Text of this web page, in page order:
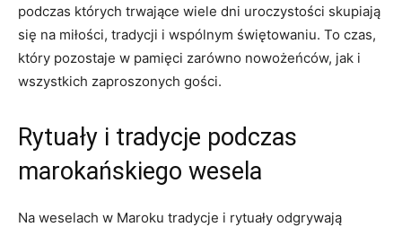
podczas ⁤których trwające wiele dni uroczystości skupiają
się‌ na ⁢miłości, tradycji i wspólnym świętowaniu. To‍ czas,
⁢który pozostaje⁤ w pamięci zarówno nowożeńców, jak ⁣i
wszystkich zaproszonych gości.
Rytuały i tradycje podczas
marokańskiego wesela
Na weselach w Maroku tradycje⁢ i rytuały odgrywają